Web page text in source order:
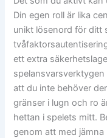
Din egen roll är lika
unikt lösenord för ditt
ett extra
att du inte behöver
gränser i lugn och ro
hettan i spelets mitt.
genom att med jämna